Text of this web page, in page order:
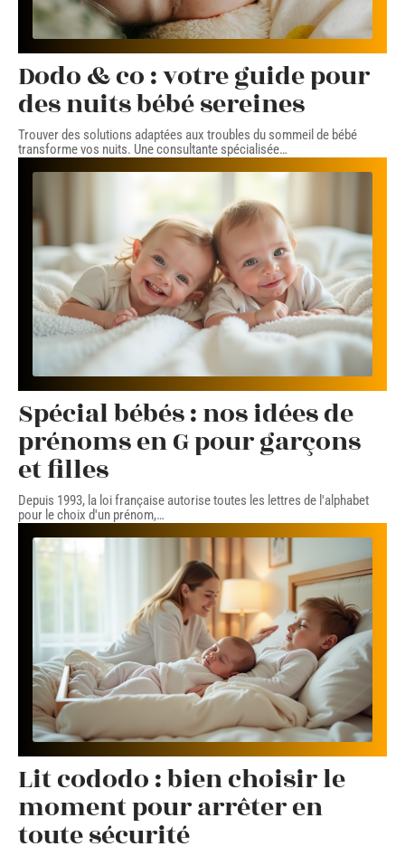
Dodo & co : votre guide pour
des nuits bébé sereines
Trouver des solutions adaptées aux troubles du sommeil de bébé
transforme vos nuits. Une consultante spécialisée…
Spécial bébés : nos idées de
prénoms en G pour garçons
et filles
Depuis 1993, la loi française autorise toutes les lettres de l'alphabet
pour le choix d'un prénom,…
Lit cododo : bien choisir le
moment pour arrêter en
toute sécurité